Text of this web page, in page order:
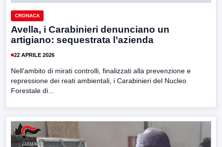
CRONACA
Avella, i Carabinieri denunciano un
artigiano: sequestrata l’azienda
22 APRILE 2026
Nell’ambito di mirati controlli, finalizzati alla prevenzione e
repressione dei reati ambientali, i Carabinieri del Nucleo
Forestale di...